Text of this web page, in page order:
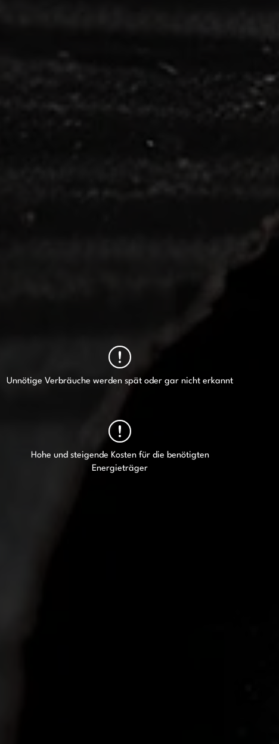
Unnötige Verbräuche werden spät oder gar nicht erkannt
Hohe und steigende Kosten für die benötigten
Energieträger